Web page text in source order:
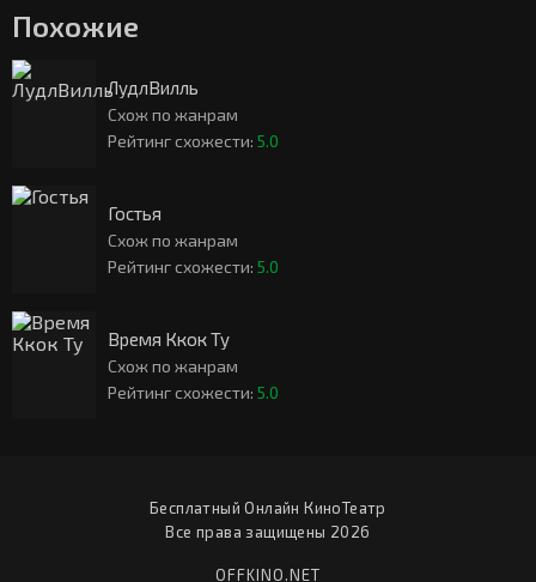
Похожие
ЛудлВилль
Схож по жанрам
Рейтинг схожести: 5.0
Гостья
Схож по жанрам
Рейтинг схожести: 5.0
Время Ккок Ту
Схож по жанрам
Рейтинг схожести: 5.0
Бесплатный Онлайн КиноТеатр
Все права защищены 2026
OFFKINO.NET